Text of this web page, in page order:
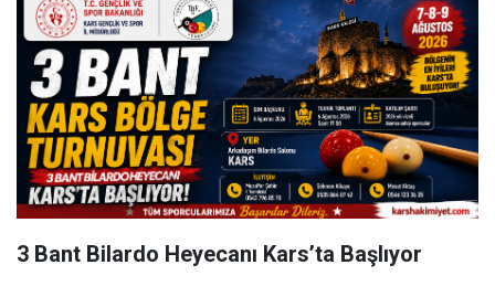
3 Bant Bilardo Heyecanı Kars’ta Başlıyor